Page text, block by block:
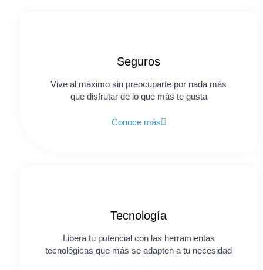
Seguros
Vive al máximo sin preocuparte por nada más
que disfrutar de lo que más te gusta
Conoce más
Tecnología
Libera tu potencial con las herramientas
tecnológicas que más se adapten a tu necesidad